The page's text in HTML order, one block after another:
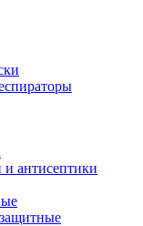
и антисептики